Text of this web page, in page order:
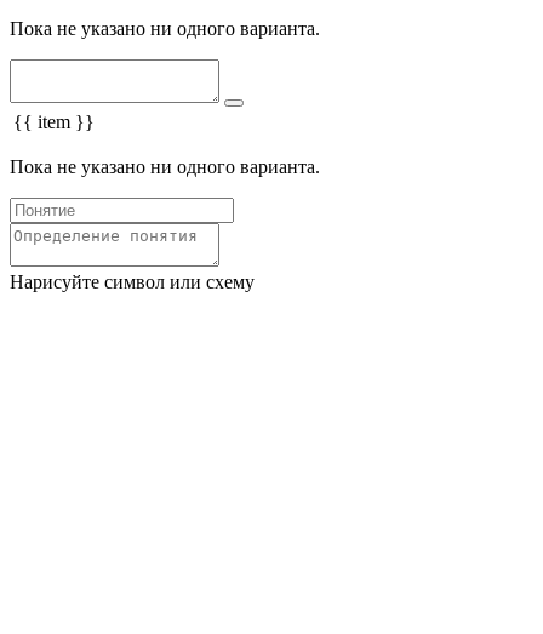
Пока не указано ни одного варианта.
{{ item }}
Пока не указано ни одного варианта.
Нарисуйте символ или схему